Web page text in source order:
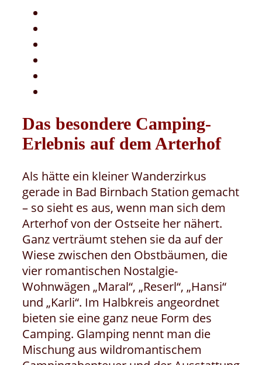
Das besondere Camping-
Erlebnis auf dem Arterhof
Als hätte ein kleiner Wanderzirkus
gerade in Bad Birnbach Station gemacht
– so sieht es aus, wenn man sich dem
Arterhof von der Ostseite her nähert.
Ganz verträumt stehen sie da auf der
Wiese zwischen den Obstbäumen, die
vier romantischen Nostalgie-
Wohnwägen „Maral“, „Reserl“, „Hansi“
und „Karli“. Im Halbkreis angeordnet
bieten sie eine ganz neue Form des
Camping. Glamping nennt man die
Mischung aus wildromantischem